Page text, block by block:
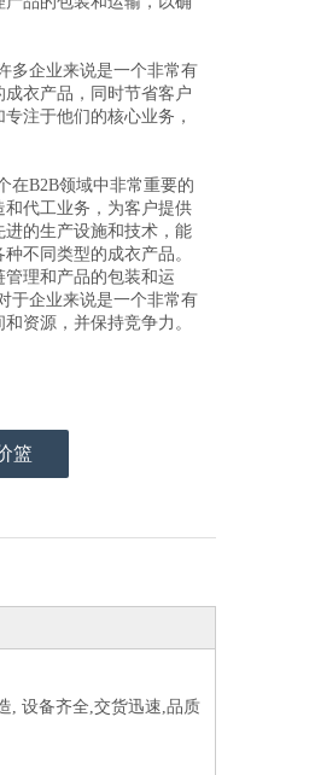
多企业来说是一个非常有
衣产品，同时节省客户
注于他们的核心业务，
在B2B领域中非常重要的
代工业务，为客户提供
的生产设施和技术，能
不同类型的成衣产品。
理和产品的包装和运
于企业来说是一个非常有
资源，并保持竞争力。
篮
, 设备齐全,交货迅速,品质